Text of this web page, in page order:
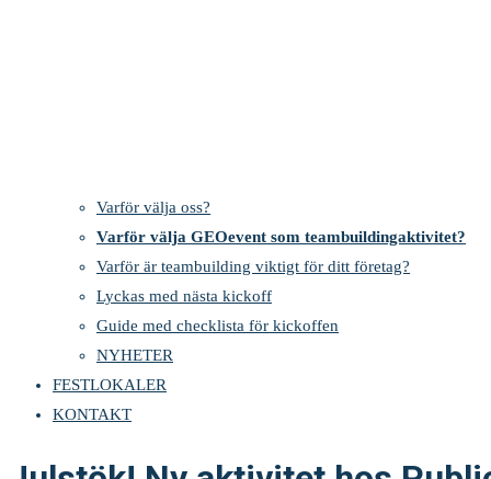
Varför välja oss?
Varför välja GEOevent som teambuildingaktivitet?
Varför är teambuilding viktigt för ditt företag?
Lyckas med nästa kickoff
Guide med checklista för kickoffen
NYHETER
FESTLOKALER
KONTAKT